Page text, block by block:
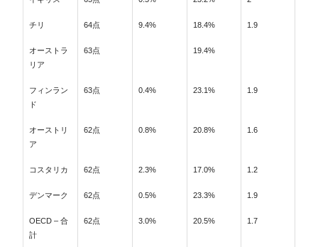
チリ 64点 9.4% 18.4% 1.9
オーストラ
リア
63点 19.4%
フィンラン
ド
63点 0.4% 23.1% 1.9
オーストリ
ア
62点 0.8% 20.8% 1.6
コスタリカ 62点 2.3% 17.0% 1.2
デンマーク 62点 0.5% 23.3% 1.9
OECD – 合
計
62点 3.0% 20.5% 1.7